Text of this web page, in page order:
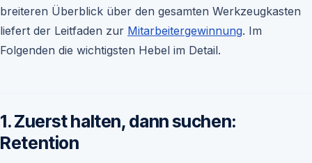
breiteren Überblick über den gesamten Werkzeugkasten
liefert der Leitfaden zur Mitarbeitergewinnung. Im
Folgenden die wichtigsten Hebel im Detail.
1. Zuerst halten, dann suchen:
Retention